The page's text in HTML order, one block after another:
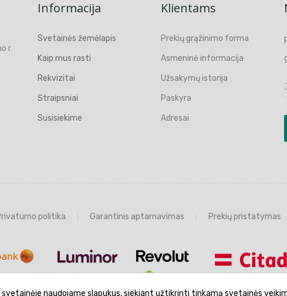
r.
Informacija
Svetainės žemėlapis
Kaip mus rasti
Rekvizitai
Straipsniai
Susisiekime
Klientams
Prekių grąžinimo forma
Asmeninė informacija
Užsakymų istorija
Paskyra
Adresai
politika Garantinis aptarnavimas Prekių pristatymas
svetainėje naudojame slapukus, siekiant užtikrinti tinkamą svetainės